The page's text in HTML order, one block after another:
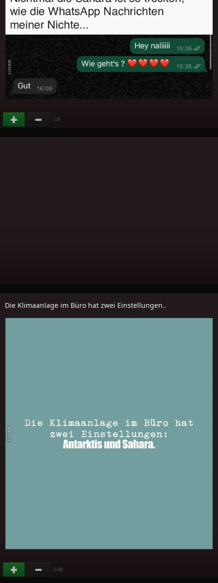
(-2)
Die Klimaanlage im Büro hat zwei Einstellungen..
(+19)